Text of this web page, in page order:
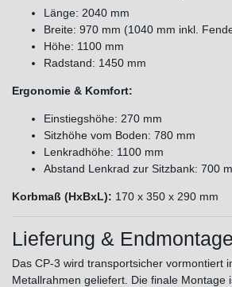
Länge: 2040 mm
Breite: 970 mm (1040 mm inkl.
Höhe: 1100 mm
Radstand: 1450 mm
Ergonomie & Komfort:
Einstiegshöhe: 270 mm
Sitzhöhe vom Boden: 780 mm
Lenkradhöhe: 1100 mm
Abstand Lenkrad zur Sitzbank: 700
Korbmaß (HxBxL): 170 x 350 x 290 mm
Lieferung & Endmontage
Das CP-3 wird transportsicher vormontiert
Metallrahmen geliefert. Die finale Montage